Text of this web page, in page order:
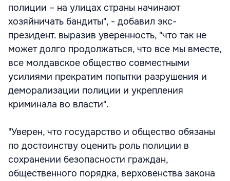
полиции – на улицах страны начинают
хозяйничать бандиты", - добавил экс-
президент. выразив уверенность, "что так не
может долго продолжаться, что все мы вместе,
все молдавское общество совместными
усилиями прекратим попытки разрушения и
деморализации полиции и укрепления
криминала во власти".
"Уверен, что государство и общество обязаны
по достоинству оценить роль полиции в
сохранении безопасности граждан,
общественного порядка, верховенства закона